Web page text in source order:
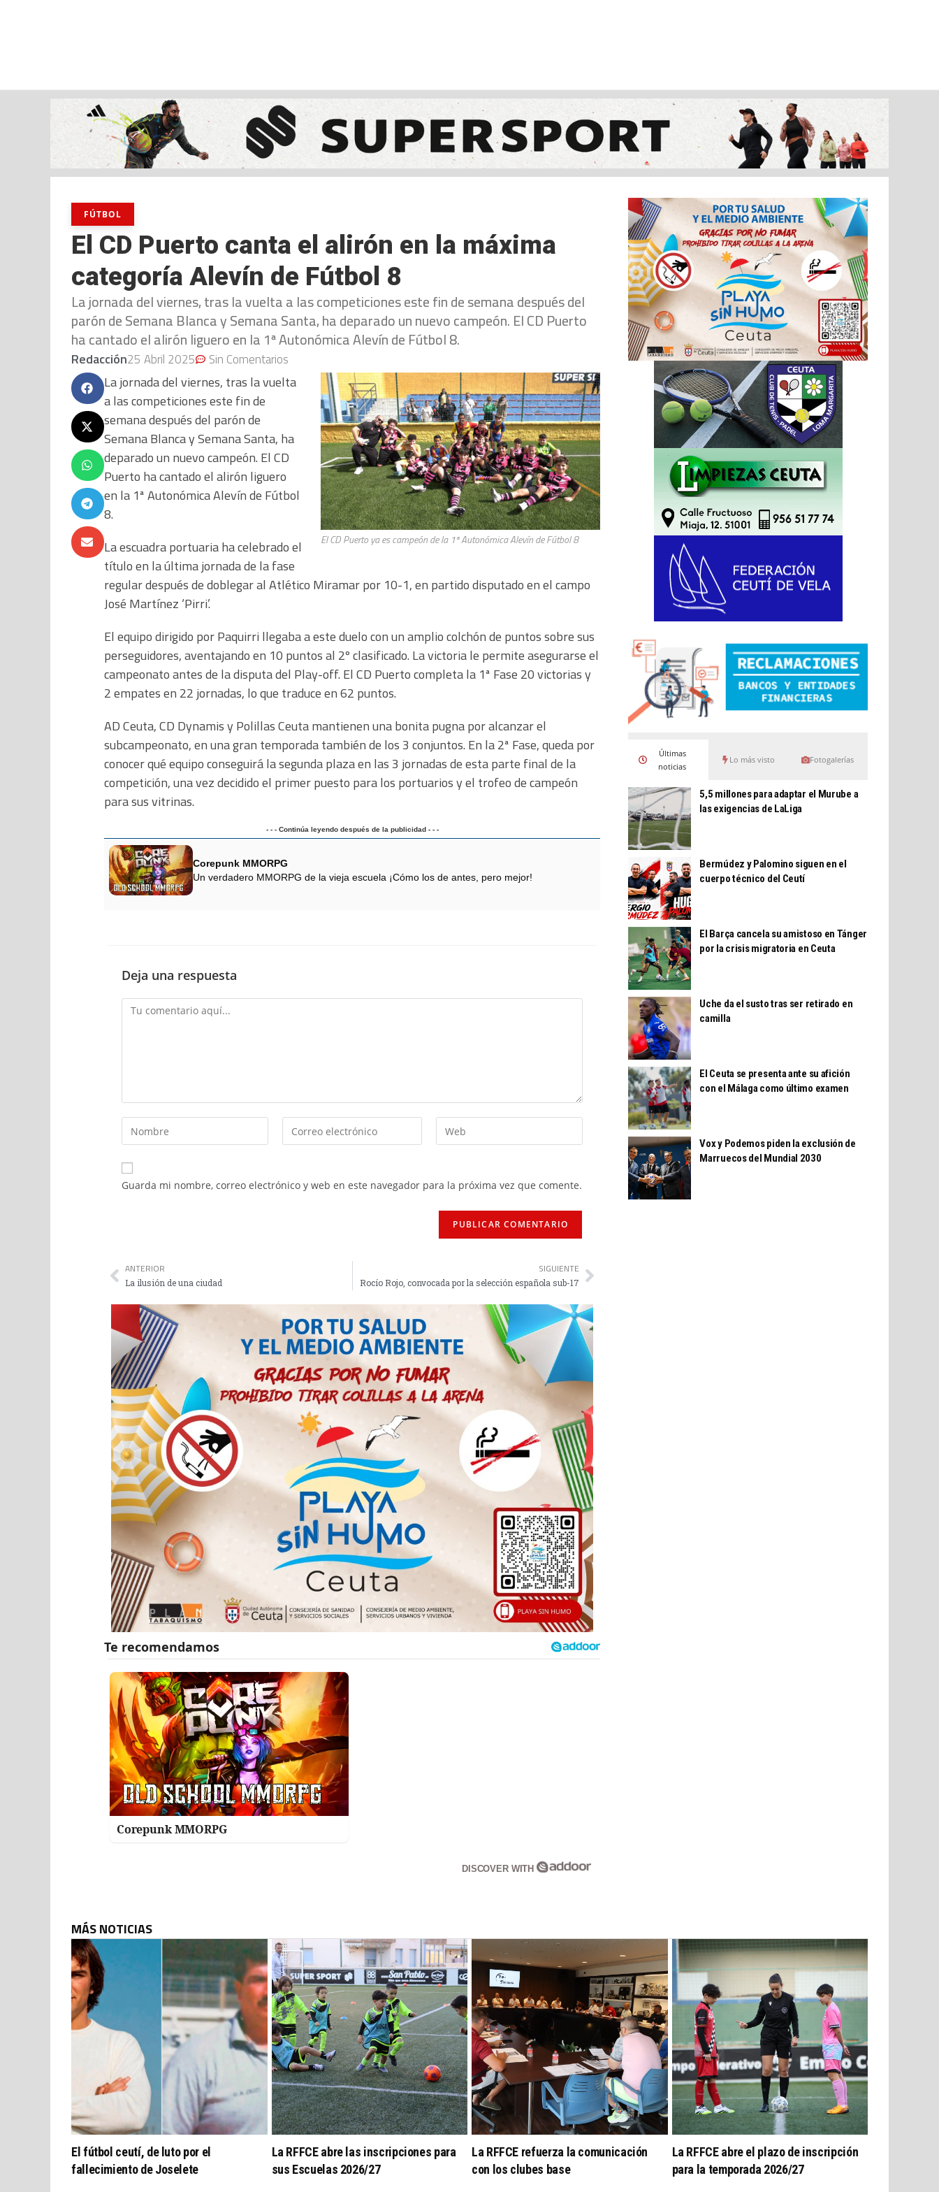
FÚTBOL
El CD Puerto canta el alirón en la máxima
categoría Alevín de Fútbol 8
La jornada del viernes, tras la vuelta a las competiciones este fin de semana después del
parón de Semana Blanca y Semana Santa, ha deparado un nuevo campeón. El CD Puerto
ha cantado el alirón liguero en la 1ª Autonómica Alevín de Fútbol 8.
Redacción25 Abril 2025 Sin Comentarios
El CD Puerto ya es campeón de la 1ª Autonómica Alevín de Fútbol 8
La jornada del viernes, tras la vuelta
a las competiciones este fin de
semana después del parón de
Semana Blanca y Semana Santa, ha
deparado un nuevo campeón. El CD
Puerto ha cantado el alirón liguero
en la 1ª Autonómica Alevín de Fútbol
8.
La escuadra portuaria ha celebrado el
título en la última jornada de la fase
regular después de doblegar al Atlético Miramar por 10-1, en partido disputado en el campo
José Martínez ‘Pirri’.
El equipo dirigido por Paquirri llegaba a este duelo con un amplio colchón de puntos sobre sus
perseguidores, aventajando en 10 puntos al 2º clasificado. La victoria le permite asegurarse el
campeonato antes de la disputa del Play-off. El CD Puerto completa la 1ª Fase 20 victorias y
2 empates en 22 jornadas, lo que traduce en 62 puntos.
AD Ceuta, CD Dynamis y Polillas Ceuta mantienen una bonita pugna por alcanzar el
subcampeonato, en una gran temporada también de los 3 conjuntos. En la 2ª Fase, queda por
conocer qué equipo conseguirá la segunda plaza en las 3 jornadas de esta parte final de la
competición, una vez decidido el primer puesto para los portuarios y el trofeo de campeón
para sus vitrinas.
- - - Continúa leyendo después de la publicidad - - -
Corepunk MMORPG
Un verdadero MMORPG de la vieja escuela ¡Cómo los de antes, pero mejor!
Deja una respuesta
Guarda mi nombre, correo electrónico y web en este navegador para la próxima vez que comente.
ANTERIOR
La ilusión de una ciudad
SIGUIENTE
Rocío Rojo, convocada por la selección española sub-17
Corepunk MMORPG
DISCOVER WITH
Últimas
noticias
Lo más visto Fotogalerías
5,5 millones para adaptar el Murube a
las exigencias de LaLiga
Bermúdez y Palomino siguen en el
cuerpo técnico del Ceutí
El Barça cancela su amistoso en Tánger
por la crisis migratoria en Ceuta
Uche da el susto tras ser retirado en
camilla
El Ceuta se presenta ante su afición
con el Málaga como último examen
Vox y Podemos piden la exclusión de
Marruecos del Mundial 2030
MÁS NOTICIAS
El fútbol ceutí, de luto por el
fallecimiento de Joselete
La RFFCE abre las inscripciones para
sus Escuelas 2026/27
La RFFCE refuerza la comunicación
con los clubes base
La RFFCE abre el plazo de inscripción
para la temporada 2026/27